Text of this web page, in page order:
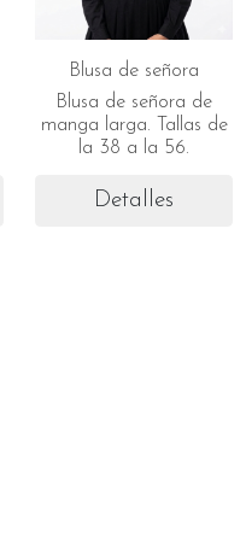
Blusa de señora
Blusa de señora de
manga larga. Tallas de
la 38 a la 56.
Detalles